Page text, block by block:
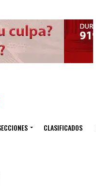
CLASIFICADOS